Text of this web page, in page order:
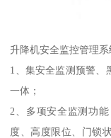
升降机安全监控管理系
1、集安全监测预警、
一体；
2、多项安全监测功
度、高度限位、门锁